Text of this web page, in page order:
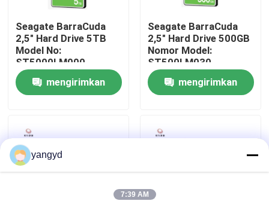
Kontrol Kualitas
Hubungi Kami
Berita
VR Show
Server Penyimpanan Rak
Seagate BarraCuda
2,5" Hard Drive 5TB
Model No:
ST5000LM000
mengirimkan
Seagate BarraCuda
2,5" Hard Drive 500GB
Nomor Model:
ST500LM030
mengirimkan
yangyd
7:39 AM